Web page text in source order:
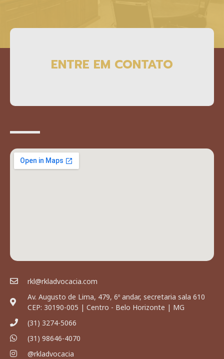
ENTRE EM CONTATO
rkl@rkladvocacia.com
Av. Augusto de Lima, 479, 6º andar, secretaria sala 610
CEP: 30190-005 | Centro - Belo Horizonte | MG
(31) 3274-5066
(31) 98646-4070
@rkladvocacia